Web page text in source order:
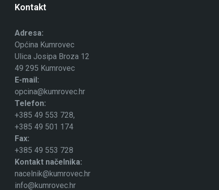
Kontakt
Adresa:
Općina Kumrovec
Ulica Josipa Broza 12
49 295 Kumrovec
E-mail:
opcina@kumrovec.hr
Telefon:
+385 49 553 728,
+385 49 501 174
Fax:
+385 49 553 728
Kontakt načelnika:
nacelnik@kumrovec.hr
info@kumrovec.hr